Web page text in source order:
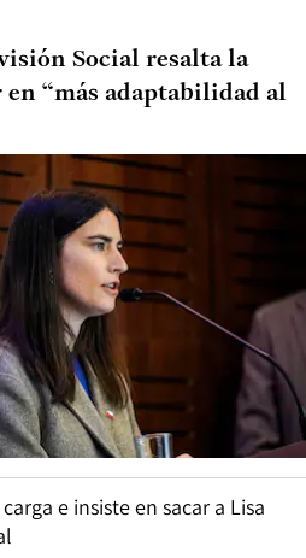
Social resalta la
en “más adaptabilidad al
e insiste en sacar a Lisa